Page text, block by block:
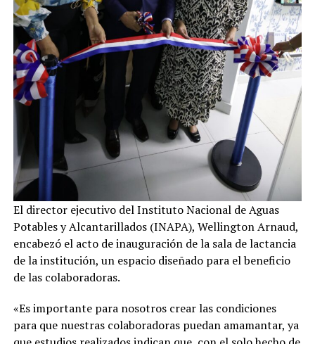
El director ejecutivo del Instituto Nacional de Aguas
Potables y Alcantarillados (INAPA), Wellington Arnaud,
encabezó el acto de inauguración de la sala de lactancia
de la institución, un espacio diseñado para el beneficio
de las colaboradoras.
«Es importante para nosotros crear las condiciones
para que nuestras colaboradoras puedan amamantar, ya